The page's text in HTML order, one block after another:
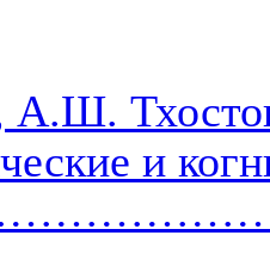
Тхостов
и